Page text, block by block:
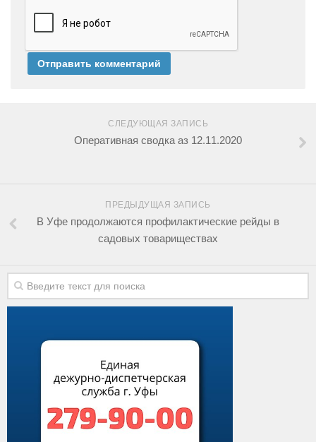
СЛЕДУЮЩАЯ ЗАПИСЬ
Оперативная сводка аз 12.11.2020
ПРЕДЫДУЩАЯ ЗАПИСЬ
В Уфе продолжаются профилактические рейды в
садовых товариществах